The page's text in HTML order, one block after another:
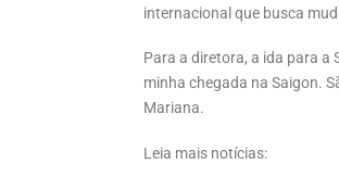
internacional que busca
Para a diretora, a ida para a
minha chegada na Saigon.
Mariana.
Leia mais notícias: